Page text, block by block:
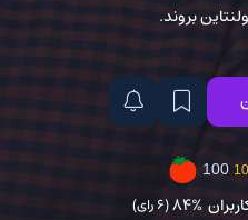
بروند.
100
84%(6 رای)